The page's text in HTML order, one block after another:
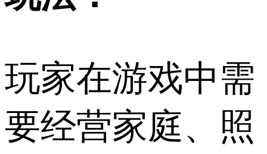
玩家在游戏中需
要经营家庭、照